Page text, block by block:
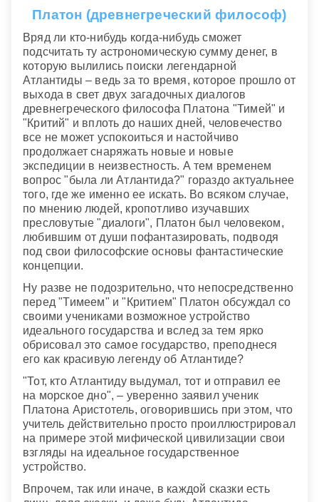
Платон (древнегреческий философ)
Вряд ли кто-нибудь когда-нибудь сможет
подсчитать ту астрономическую сумму денег, в
которую вылились поиски легендарной
Атлантиды – ведь за то время, которое прошло от
выхода в свет двух загадочных диалогов
древнегреческого философа Платона "Тимей" и
"Критий" и вплоть до наших дней, человечество
все не может успокоиться и настойчиво
продолжает снаряжать новые и новые
экспедиции в неизвестность. А тем временем
вопрос "была ли Атлантида?" гораздо актуальнее
того, где же именно ее искать. Во всяком случае,
по мнению людей, кропотливо изучавших
пресловутые "диалоги", Платон был человеком,
любившим от души пофантазировать, подводя
под свои философские основы фантастические
концепции.
Ну разве не подозрительно, что непосредственно
перед "Тимеем" и "Критием" Платон обсуждал со
своими учениками возможное устройство
идеального государства и вслед за тем ярко
обрисовал это самое государство, преподнеся
его как красивую легенду об Атлантиде?
"Тот, кто Атлантиду выдумал, тот и отправил ее
на морское дно", – уверенно заявил ученик
Платона Аристотель, оговорившись при этом, что
учитель действительно просто проиллюстрировал
на примере этой мифической цивилизации свои
взгляды на идеальное государственное
устройство.
Впрочем, так или иначе, в каждой сказки есть